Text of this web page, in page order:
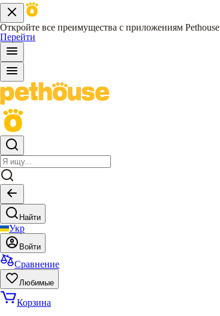
Откройте все преимущества с приложениям Pethouse
Перейти
Найти
Укр
Войти
Сравнение
Любимые
Корзина